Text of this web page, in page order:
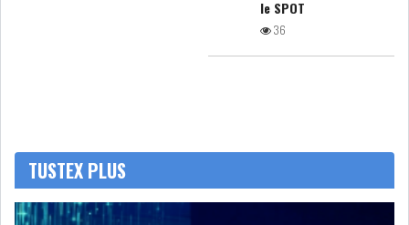
INDUSTRIEL
L’ATB RENFORCE SON
ENGAGEMENT AUPRÈS DES...
le SPOT
36
TUSTEX PLUS